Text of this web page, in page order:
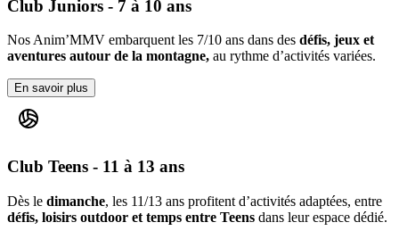
Club Juniors - 7 à 10 ans
Nos Anim’MMV embarquent les 7/10 ans dans des défis, jeux et
aventures autour de la montagne, au rythme d’activités variées.
En savoir plus
Club Teens - 11 à 13 ans
Dès le dimanche, les 11/13 ans profitent d’activités adaptées, entre
défis, loisirs outdoor et temps entre Teens dans leur espace dédié.